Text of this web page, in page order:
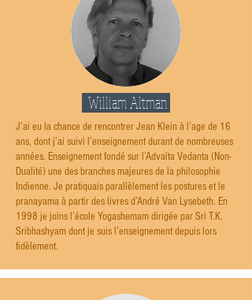
William Altman
J’ai eu la chance de rencontrer Jean Klein à l’age de 16
ans, dont j’ai suivi l’enseignement durant de nombreuses
années. Enseignement fondé sur l’Advaïta Vedanta (Non-
Dualité) une des branches majeures de la philosophie
Indienne. Je pratiquais parallèlement les postures et le
pranayama à partir des livres d’André Van Lysebeth. En
1998 je joins l’école Yogashemam dirigée par Sri T.K.
Sribhashyam dont je suis l’enseignement depuis lors
fidèlement.